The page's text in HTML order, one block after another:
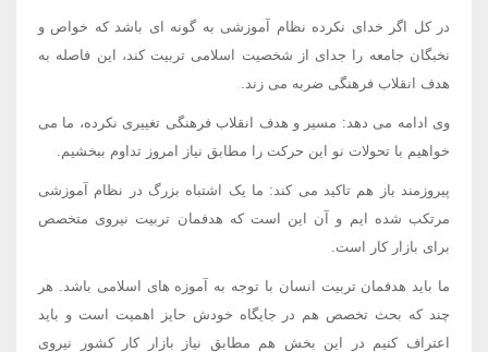
در کل اگر خدای نکرده نظام آموزشی به گونه ای باشد که خواص و
نخبگان جامعه را جدای از شخصیت اسلامی تربیت کند، این فاصله به
هدف انقلاب فرهنگی ضربه می زند.
وی ادامه می دهد: مسیر و هدف انقلاب فرهنگی تغییری نکرده، ما می
خواهیم با تحولات نو این حرکت را مطابق نیاز امروز تداوم ببخشیم.
پیروزمند باز هم تاکید می کند: ما یک اشتباه بزرگ در نظام آموزشی
مرتکب شده ایم و آن این است که هدفمان تربیت نیروی متخصص
برای بازار کار است.
ما باید هدفمان تربیت انسان با توجه به آموزه های اسلامی باشد. هر
چند که بحث تخصص هم در جایگاه خودش حایز اهمیت است و باید
اعتراف کنیم در این بخش هم مطابق نیاز بازار کار کشور نیروی